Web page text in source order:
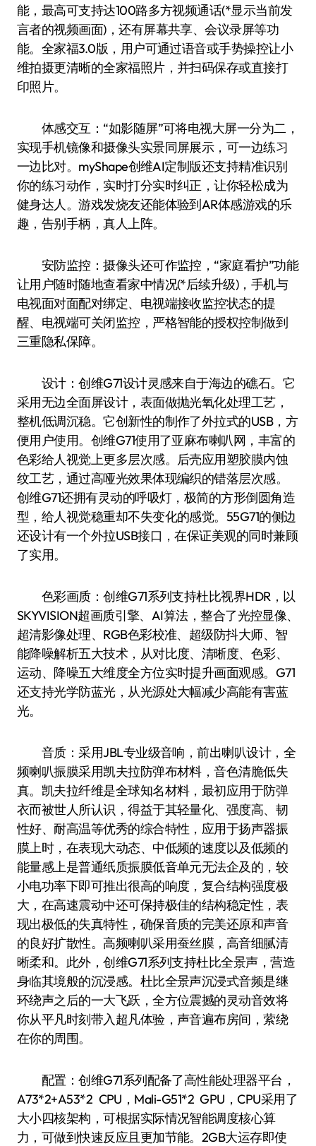
能，最高可支持达100路多方视频通话(*显示当前发
言者的视频画面)，还有屏幕共享、会议录屏等功
能。全家福3.0版，用户可通过语音或手势操控让小
维拍摄更清晰的全家福照片，并扫码保存或直接打
印照片。
体感交互：“如影随屏”可将电视大屏一分为二，
实现手机镜像和摄像头实景同屏展示，可一边练习
一边比对。myShape创维AI定制版还支持精准识别
你的练习动作，实时打分实时纠正，让你轻松成为
健身达人。游戏发烧友还能体验到AR体感游戏的乐
趣，告别手柄，真人上阵。
安防监控：摄像头还可作监控，“家庭看护”功能
让用户随时随地查看家中情况(*后续升级)，手机与
电视面对面配对绑定、电视端接收监控状态的提
醒、电视端可关闭监控，严格智能的授权控制做到
三重隐私保障。
设计：创维G71设计灵感来自于海边的礁石。它
采用无边全面屏设计，表面做抛光氧化处理工艺，
整机低调沉稳。它创新性的制作了外拉式的USB，方
便用户使用。创维G71使用了亚麻布喇叭网，丰富的
色彩给人视觉上更多层次感。后壳应用塑胶膜内蚀
纹工艺，通过高哑光效果体现编织的错落层次感。
创维G71还拥有灵动的呼吸灯，极简的方形倒圆角造
型，给人视觉稳重却不失变化的感觉。55G71的侧边
还设计有一个外拉USB接口，在保证美观的同时兼顾
了实用。
色彩画质：创维G71系列支持杜比视界HDR，以
SKYVISION超画质引擎、AI算法，整合了光控显像、
超清影像处理、RGB色彩校准、超级防抖大师、智
能降噪解析五大技术，从对比度、清晰度、色彩、
运动、降噪五大维度全方位实时提升画面观感。G71
还支持光学防蓝光，从光源处大幅减少高能有害蓝
光。
音质：采用JBL专业级音响，前出喇叭设计，全
频喇叭振膜采用凯夫拉防弹布材料，音色清脆低失
真。凯夫拉纤维是全球知名材料，最初应用于防弹
衣而被世人所认识，得益于其轻量化、强度高、韧
性好、耐高温等优秀的综合特性，应用于扬声器振
膜上时，在表现大动态、中低频的速度以及低频的
能量感上是普通纸质振膜低音单元无法企及的，较
小电功率下即可推出很高的响度，复合结构强度极
大，在高速震动中还可保持极佳的结构稳定性，表
现出极低的失真特性，确保音质的完美还原和声音
的良好扩散性。高频喇叭采用蚕丝膜，高音细腻清
晰柔和。此外，创维G71系列支持杜比全景声，营造
身临其境般的沉浸感。杜比全景声沉浸式音频是继
环绕声之后的一大飞跃，全方位震撼的灵动音效将
你从平凡时刻带入超凡体验，声音遍布房间，萦绕
在你的周围。
配置：创维G71系列配备了高性能处理器平台，
A73*2+A53*2 CPU，Mali-G51*2 GPU，CPU采用了
大小四核架构，可根据实际情况智能调度核心算
力，可做到快速反应且更加节能。2GB大运存即使